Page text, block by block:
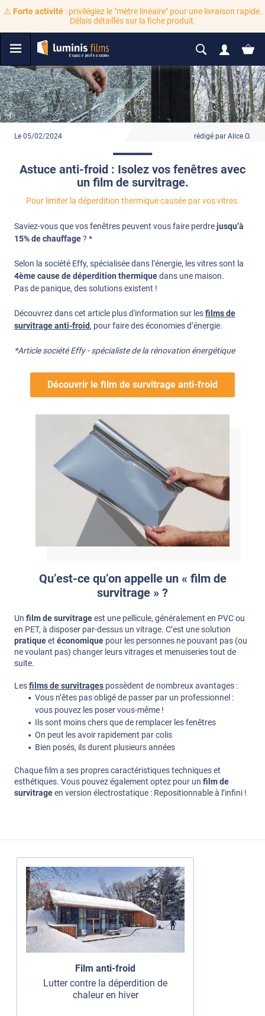
⚠️ Forte activité: privilégiez le "mètre linéaire" pour une livraison rapide.
Délais détaillés sur la fiche produit.
Le 05/02/2024 rédigé par Alice O.
Astuce anti-froid : Isolez vos fenêtres avec
un film de survitrage.
Pour limiter la déperdition thermique causée par vos vitres.
Saviez-vous que vos fenêtres peuvent vous faire perdrejusqu’à
15%de chauffage? *
Selon la société Effy, spécialisée dans l’énergie, les vitres sont la
4ème cause de déperdition thermiquedans une maison.
Pas de panique, des solutions existent !
Découvrez dans cet article plus d'information sur lesfilms de
survitrage anti-froid, pour faire des économies d’énergie.
*Article société Effy - spécialiste de la rénovation énergétique
Découvrir le film de survitrage anti-froid
Qu’est-ce qu’on appelle un « film de
survitrage » ?
Un film de survitrageest une pellicule, généralement en PVC ou
en PET, à disposer par-dessus un vitrage. C’est une solution
pratiqueet économique pour les personnes ne pouvant pas (ou
ne voulant pas) changer leurs vitrages et menuiseries tout de
suite.
Lesfilms de survitrages possèdent de nombreux avantages :
Vous n’êtes pas obligé de passer par un professionnel :
vous pouvez les poser vous-même !
Ils sont moins chers que de remplacer les fenêtres
On peut les avoir rapidement par colis
Bien posés, ils durent plusieurs années
Chaque film a ses propres caractéristiques techniques et
esthétiques. Vous pouvez également optez pour un film de
survitrageen version électrostatique : Repositionnable à l’infini !
Film anti-froid
Lutter contre la déperdition de
chaleur en hiver